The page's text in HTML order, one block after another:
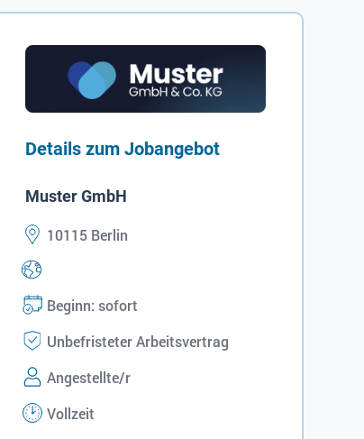
Details zum Jobangebot
Muster GmbH
10115 Berlin
Beginn: sofort
Unbefristeter Arbeitsvertrag
Angestellte/r
Vollzeit